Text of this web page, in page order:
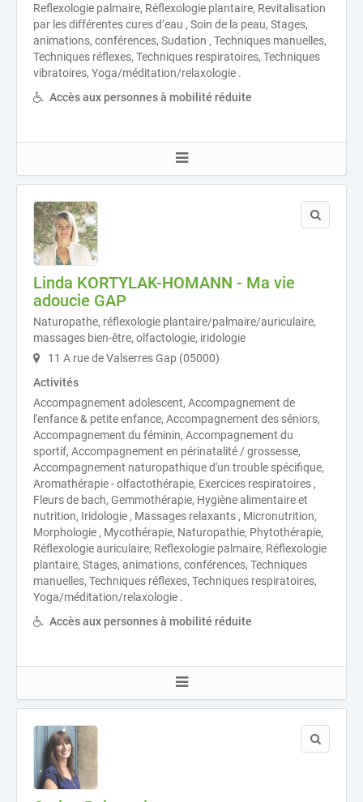
Reflexologie palmaire, Réflexologie plantaire, Revitalisation
par les différentes cures d’eau , Soin de la peau, Stages,
animations, conférences, Sudation , Techniques manuelles,
Techniques réflexes, Techniques respiratoires, Techniques
vibratoires, Yoga/méditation/relaxologie .
Accès aux personnes à mobilité réduite
Linda KORTYLAK-HOMANN - Ma vie
adoucie GAP
Naturopathe, réflexologie plantaire/palmaire/auriculaire,
massages bien-être, olfactologie, iridologie
11 A rue de Valserres Gap (05000)
Activités
Accompagnement adolescent, Accompagnement de
l'enfance & petite enfance, Accompagnement des séniors,
Accompagnement du féminin, Accompagnement du
sportif, Accompagnement en périnatalité / grossesse,
Accompagnement naturopathique d'un trouble spécifique,
Aromathérapie - olfactothérapie, Exercices respiratoires ,
Fleurs de bach, Gemmothérapie, Hygiène alimentaire et
nutrition, Iridologie , Massages relaxants , Micronutrition,
Morphologie , Mycothérapie, Naturopathie, Phytothérapie,
Réflexologie auriculaire, Reflexologie palmaire, Réflexologie
plantaire, Stages, animations, conférences, Techniques
manuelles, Techniques réflexes, Techniques respiratoires,
Yoga/méditation/relaxologie .
Accès aux personnes à mobilité réduite